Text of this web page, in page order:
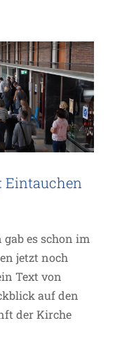
Eintauchen
es schon im
jetzt noch
Text von
auf den
der Kirche